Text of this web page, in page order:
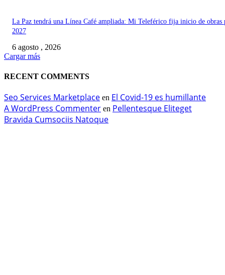
La Paz tendrá una Línea Café ampliada: Mi Teleférico fija inicio de obras
2027
6 agosto , 2026
Cargar más
RECENT COMMENTS
Seo Services Marketplace en El Covid-19 es humillante
A WordPress Commenter en Pellentesque Eliteget
Bravida Cumsociis Natoque